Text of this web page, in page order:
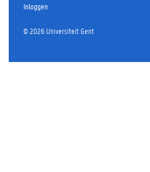
Inloggen
© 2026 Universiteit Gent